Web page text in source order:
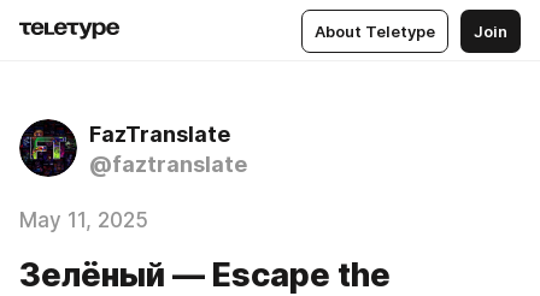
About Teletype Join
FazTranslate
@faztranslate
May 11, 2025
Зелёный — Escape the